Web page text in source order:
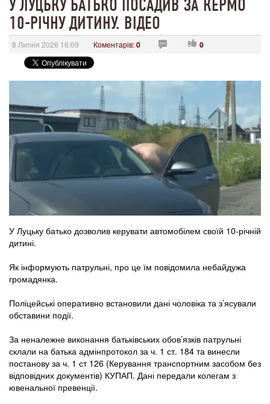
У ЛУЦЬКУ БАТЬКО ПОСАДИВ ЗА КЕРМО
10-РІЧНУ ДИТИНУ. ВІДЕО
8 Липня 2026 16:09 Коментарів:0 0
У Луцьку батько дозволив керувати автомобілем своїй 10-річній
дитині.
Як інформують патрульні, про це їм повідомила небайдужа
громадянка.
Поліцейські оперативно встановили дані чоловіка та з’ясували
обставини події.
За неналежне виконання батьківських обов’язків патрульні
склали на батька адмінпротокол за ч. 1 ст. 184 та винесли
постанову за ч. 1 ст 126 (Керування транспортним засобом без
відповідних документів) КУПАП. Дані передали колегам з
ювенальної превенції.